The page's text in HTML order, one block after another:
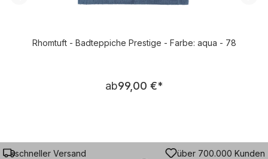
Rhomtuft - Badteppiche Prestige - Farbe: aqua - 78
Regulärer Preis:
ab99,00 €*
schneller Versand
über 700.000 Kunden